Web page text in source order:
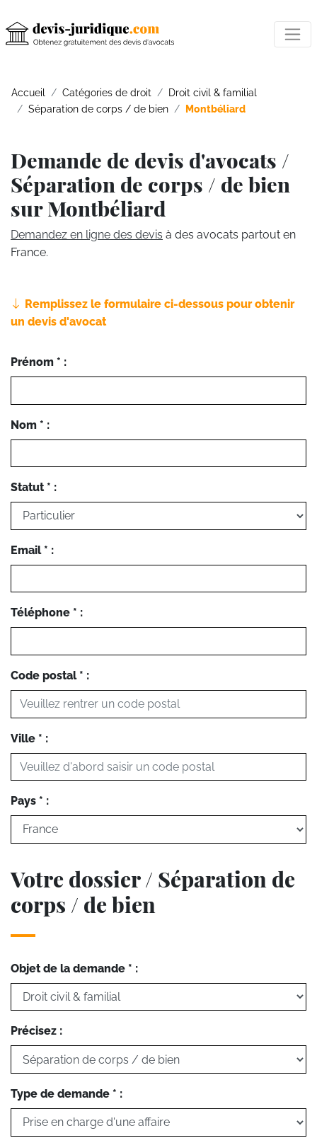
Accueil Catégories de droit
Droit civil & familial
Séparation de corps / de bien
Montbéliard
Demande de devis d'avocats /
Séparation de corps / de bien
sur Montbéliard
Demandez en ligne des devis à des avocats partout en
France.
Remplissez le formulaire ci-dessous pour obtenir
un devis d'avocat
Prénom * :
Nom * :
Statut * :
Email * :
Téléphone * :
Code postal * :
Ville * :
Pays * :
Votre dossier / Séparation de
corps / de bien
Objet de la demande * :
Précisez :
Type de demande * :